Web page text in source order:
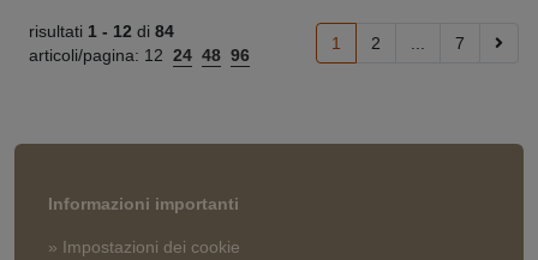
risultati 1 - 12 di 84
articoli/pagina: 12 24 48 96
1 2 7
Informazioni importanti
» Impostazioni dei cookie